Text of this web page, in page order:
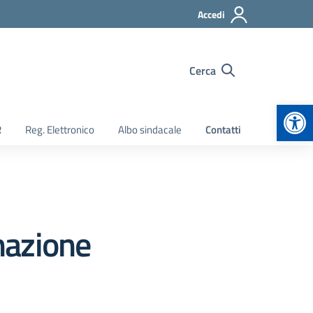
Accedi
Cerca
Reg. Elettronico Albo sindacale Contatti